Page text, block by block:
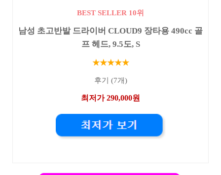
BEST SELLER 10위
남성 초고반발 드라이버 CLOUD9 장타용 490cc 골
프 헤드, 9.5도, S
★★★★★
후기 (7개)
최저가 290,000원